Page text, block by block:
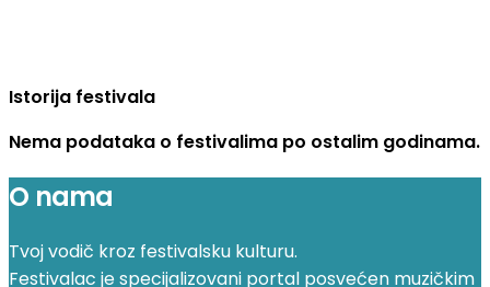
Istorija festivala
Nema podataka o festivalima po ostalim godinama.
O nama
Tvoj vodič kroz festivalsku kulturu.
Festivalac je specijalizovani portal posvećen muzičkim